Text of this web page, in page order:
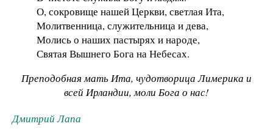
О, сокровище нашей Церкви, светлая Ита,
Молитвенница, служительница и дева,
Молись о наших пастырях и народе,
Святая Вышнего Бога на Небесах.
Преподобная мать Ита, чудотворица Лимерика и
всей Ирландии, моли Бога о нас!
Дмитрий Лапа